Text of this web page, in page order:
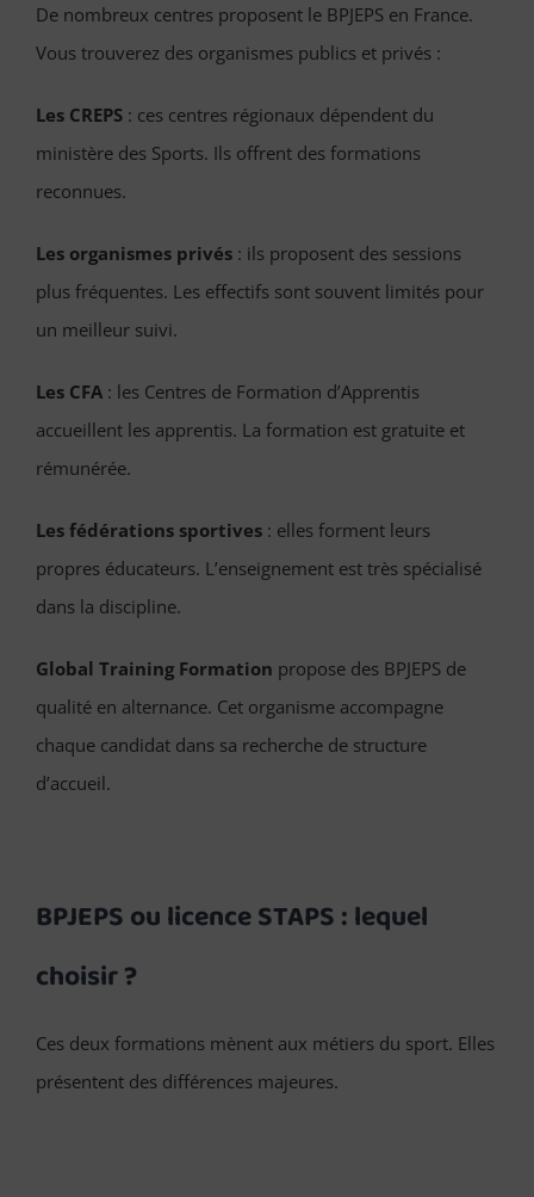
De nombreux centres proposent le BPJEPS en France.
Vous trouverez des organismes publics et privés :
Les CREPS : ces centres régionaux dépendent du
ministère des Sports. Ils offrent des formations
reconnues.
Les organismes privés : ils proposent des sessions
plus fréquentes. Les effectifs sont souvent limités pour
un meilleur suivi.
Les CFA : les Centres de Formation d’Apprentis
accueillent les apprentis. La formation est gratuite et
rémunérée.
Les fédérations sportives : elles forment leurs
propres éducateurs. L’enseignement est très spécialisé
dans la discipline.
Global Training Formation propose des BPJEPS de
qualité en alternance. Cet organisme accompagne
chaque candidat dans sa recherche de structure
d’accueil.
BPJEPS ou licence STAPS : lequel
choisir ?
Ces deux formations mènent aux métiers du sport. Elles
présentent des différences majeures.